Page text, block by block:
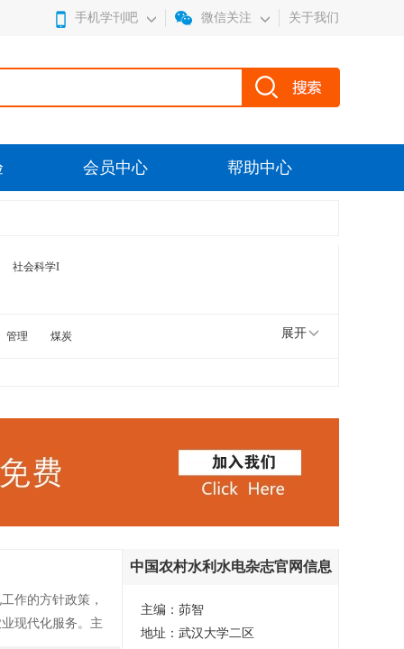
手机学刊吧 微信关注 关于我们
会员中心 帮助中心
社会科学I
管理
煤炭
展开
作的方针政策，
现代化服务。主
中国农村水利水电杂志官网信息
主编：茆智
地址：武汉大学二区